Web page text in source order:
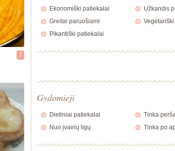
7
Ekonomiški patiekalai
Greitai paruošiami
Pikantiški patiekalai
Užkandis
Gydomieji
Dietiniai patiekalai
Nuo įvairių ligų
Tinka
Tinka po